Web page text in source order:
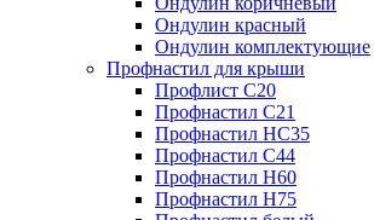
Ондулин красный
Ондулин комплектующие
Профнастил для крыши
Профлист С20
Профнастил С21
Профнастил НС35
Профнастил С44
Профнастил Н60
Профнастил Н75